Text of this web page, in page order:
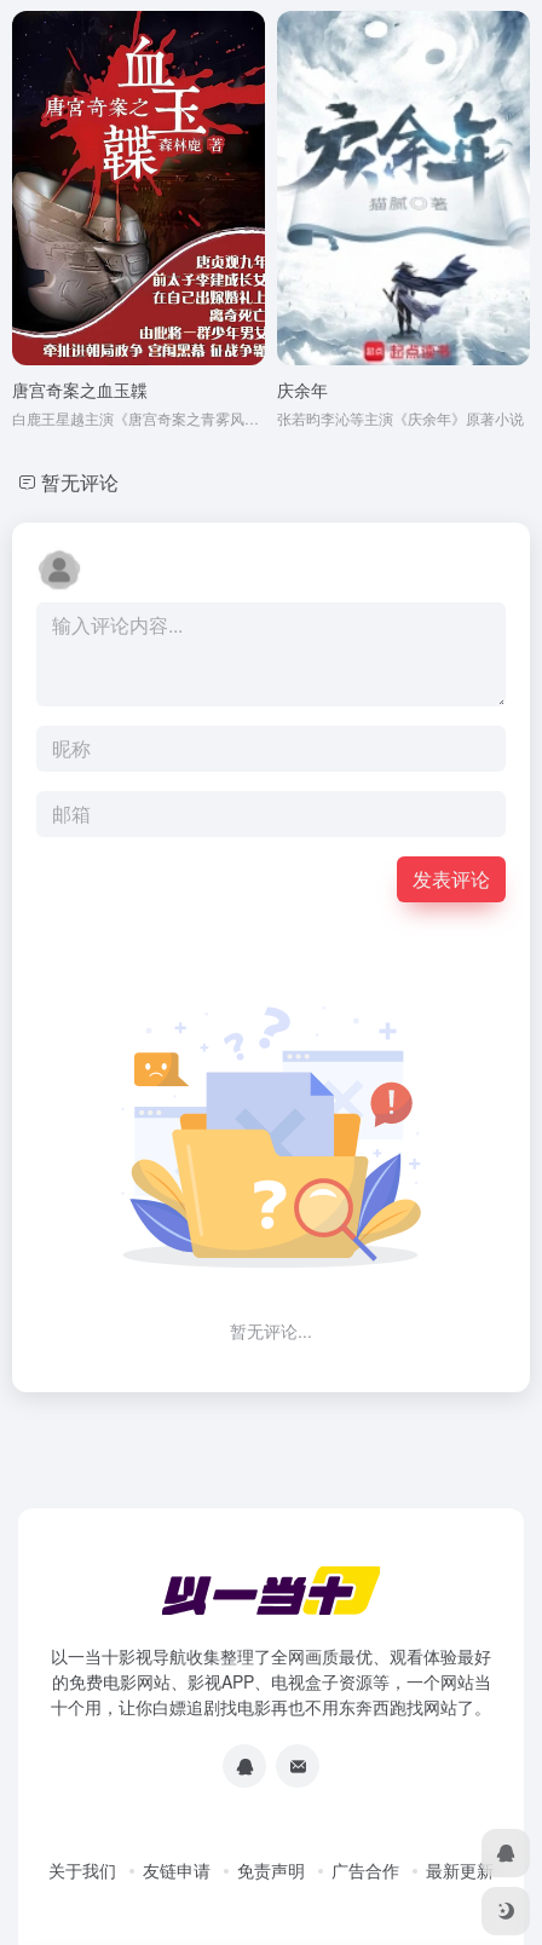
唐宫奇案之血玉韘 庆余年
张若昀李沁等主演《庆余年》原著小说
暂无评论
发表评论
暂无评论...
以一当十影视导航收集整理了全网画质最优、观看体验最好
的免费电影网站、影视APP、电视盒子资源等，一个网站当
十个用，让你白嫖追剧找电影再也不用东奔西跑找网站了。
关于我们 友链申请 免责声明 广告合作 最新更新